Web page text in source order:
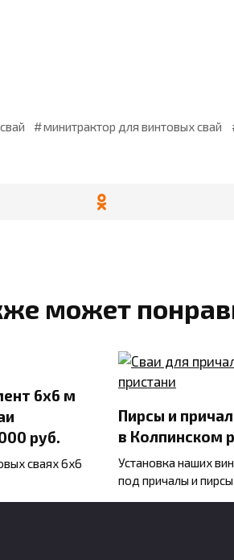
минитрактор для винтовых свай
может
6х6 м
руб.
сваях 6х6
Пирсы и
в Колпинском
Установка наших
под причалы и
0 1.2к.